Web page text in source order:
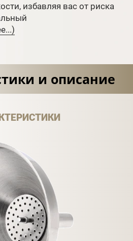
избавляя вас от риска
и описание